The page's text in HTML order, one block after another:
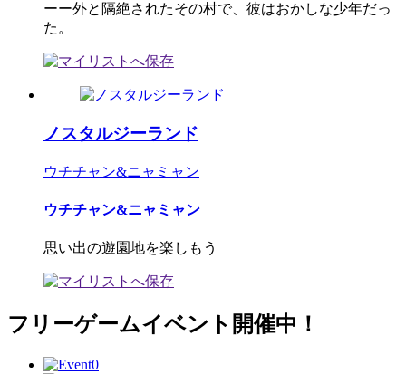
ーー外と隔絶されたその村で、彼はおかしな少年だっ
た。
ノスタルジーランド
ウチチャン&ニャミャン
ウチチャン&ニャミャン
思い出の遊園地を楽しもう
フリーゲームイベント開催中！